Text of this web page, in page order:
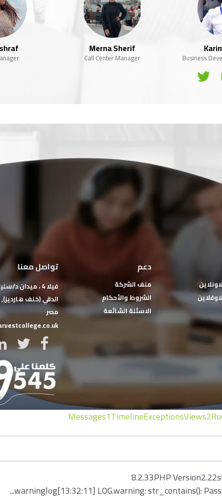
Business
Merna Sherif
Call Center Manager
دعم
ملف الشركة
الشروط والأحكام
الاسئلة الشائعة
تواصل معنا
فيلا 4 ، ميدان
الدقي (خلف هارديز),
‏مصر‏
Messages1TimelineExceptionsViews2
8.2.33PHP Version2.22s
warninglog[13:32:11] LOG.warning: str_contains():